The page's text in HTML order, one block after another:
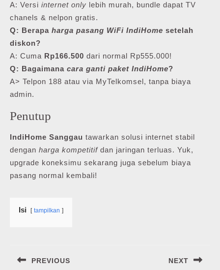
A: Versi internet only lebih murah, bundle dapat TV
chanels & nelpon gratis.
Q: Berapa harga pasang WiFi IndiHome setelah
diskon?
A: Cuma Rp166.500 dari normal Rp555.000!
Q: Bagaimana cara ganti paket IndiHome?
A> Telpon 188 atau via MyTelkomsel, tanpa biaya
admin.
Penutup
IndiHome Sanggau tawarkan solusi internet stabil
dengan harga kompetitifdan jaringan terluas. Yuk,
upgrade koneksimu sekarang juga sebelum biaya
pasang normal kembali!
Isi tampilkan
pos
PREVIOUS NEXT